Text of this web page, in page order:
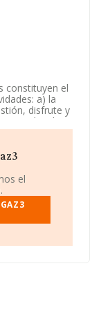
constituyen el
a) la
disfrute y
sociales de
y
con código
en
el